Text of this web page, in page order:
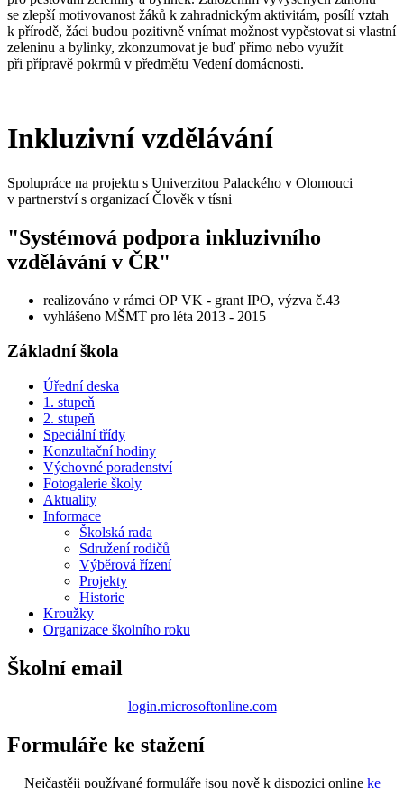
se zlepší motivovanost žáků k zahradnickým aktivitám, posílí vztah
k přírodě, žáci budou pozitivně vnímat možnost vypěstovat si vlastní
zeleninu a bylinky, zkonzumovat je buď přímo nebo využít
při přípravě pokrmů v předmětu Vedení domácnosti.
Inkluzivní vzdělávání
Spolupráce na projektu s Univerzitou Palackého v Olomouci
v partnerství s organizací Člověk v tísni
"Systémová podpora inkluzivního
vzdělávání v ČR"
realizováno v rámci OP VK - grant IPO, výzva č.43
vyhlášeno MŠMT pro léta 2013 - 2015
Základní škola
Úřední deska
1. stupeň
2. stupeň
Speciální třídy
Konzultační hodiny
Výchovné poradenství
Fotogalerie školy
Aktuality
Informace
Školská rada
Sdružení rodičů
Výběrová řízení
Projekty
Historie
Kroužky
Organizace školního roku
Školní email
login.microsoftonline.com
Formuláře ke stažení
Nejčastěji používané formuláře jsou nově k dispozici online ke